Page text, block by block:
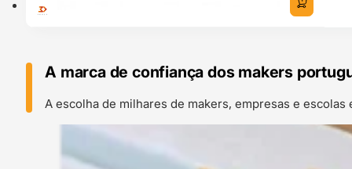
A marca de confiança dos makers
A escolha de milhares de makers, empresas e escolas